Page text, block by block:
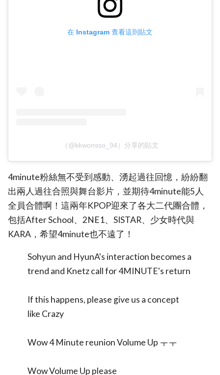
在 Instagram 查看這則貼文
（@kkwonsso_94）分享的貼文
4minute粉絲無不受到感動、湧起過往回憶，紛紛翻
出兩人過往合照與舞台影片，並期待4minute能5人
全員合體啊！這兩年KPOP迎來了各大二代團合體，
包括After School、2NE1、SISTAR、少女時代與
KARA，希望4minute也不遠了！
Sohyun and HyunA's interaction becomes a
trend and Knetz call for 4MINUTE's return
If this happens, please give us a concept
like Crazy
Wow 4 Minute reunion Volume Up ㅜㅜ
Wow Volume Up please